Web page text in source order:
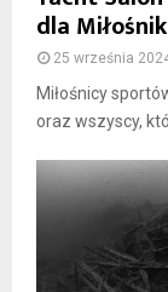
dla
25 września
Miłośnicy
oraz wszyscy,